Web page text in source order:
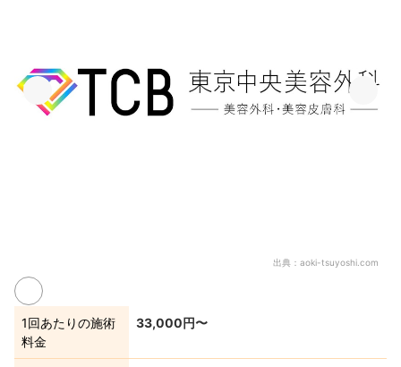
出典： aoki-tsuyoshi.com
1回あたりの施術
料金
33,000円〜